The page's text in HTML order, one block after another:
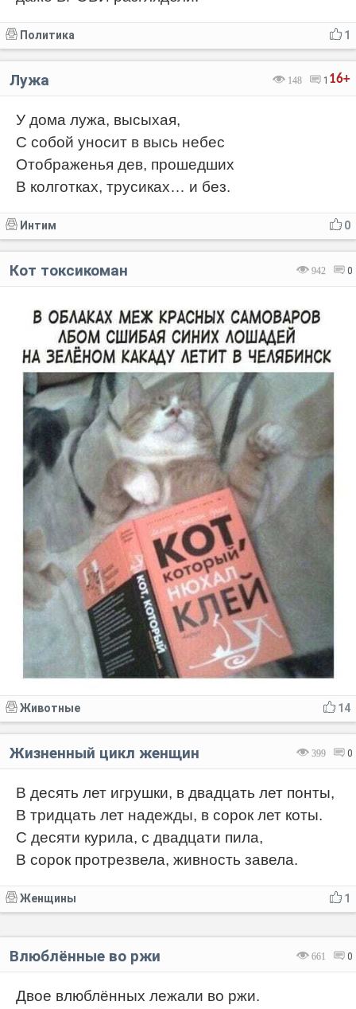
1
Политика
16+
148 1
Лужа
У дома лужа, высыхая,
С собой уносит в высь небес
Отображенья дев, прошедших
В колготках, трусиках… и без.
0
Интим
942 0
Кот токсикоман
14
Животные
399 0
Жизненный цикл женщин
В десять лет игрушки, в двадцать лет понты,
В тридцать лет надежды, в сорок лет коты.
С десяти курила, с двадцати пила,
В сорок протрезвела, живность завела.
1
Женщины
661 0
Влюблённые во ржи
Двое влюблённых лежали во ржи.